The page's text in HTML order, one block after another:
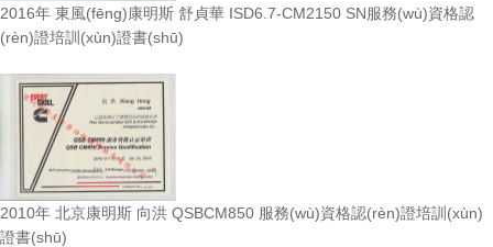
2016年 東風(fēng)康明斯 舒貞華 ISD6.7-CM2150 SN服務(wù)資格認
(rèn)證培訓(xùn)證書(shū)
2010年 北京康明斯 向洪 QSBCM850 服務(wù)資格認(rèn)證培訓(xùn)
證書(shū)